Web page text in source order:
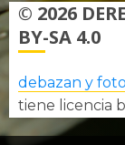
© 2026
BY-SA 4.0
debazan y
tiene licencia